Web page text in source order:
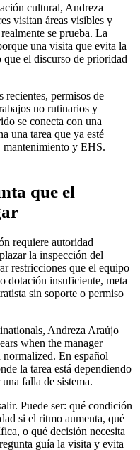
cultural, Andreza
visitan áreas visibles y
se prueba. La
una visita que evita la
el discurso de prioridad
recientes, permisos de
no rutinarios y
se conecta con una
una tarea que ya esté
mantenimiento y EHS.
que el
requiere autoridad
la inspección del
restricciones que el equipo
dotación insuficiente, meta
sin soporte o permiso
Andreza Araújo
when the manager
normalized. En español
la tarea está dependiendo
falla de sistema.
Puede ser: qué condición
si el ritmo aumenta, qué
o qué decisión necesita
guía la visita y evita